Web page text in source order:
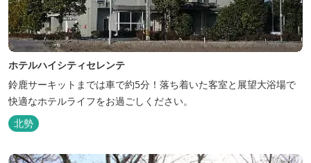
ホテルハイシティセレンテ
鈴鹿サーキットまでは車で約5分！落ち着いた客室と展望大浴場で
快適なホテルライフをお過ごしください。
北勢